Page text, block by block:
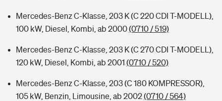
Mercedes-Benz C-Klasse, 203 K (C 220 CDI T-MODELL),
100 kW, Diesel, Kombi, ab 2000(0710 / 519)
Mercedes-Benz C-Klasse, 203 K (C 270 CDI T-MODELL),
120 kW, Diesel, Kombi, ab 2001 (0710 / 520)
Mercedes-Benz C-Klasse, 203 (C 180 KOMPRESSOR),
105 kW, Benzin, Limousine, ab 2002(0710 / 564)